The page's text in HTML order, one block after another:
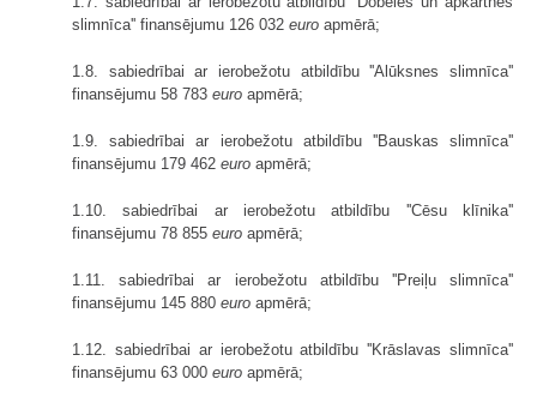
slimnīca'' finansējumu 126 032 euro apmērā;
1.8. sabiedrībai ar ierobežotu atbildību ''Alūksnes slimnīca''
finansējumu 58 783 euro apmērā;
1.9. sabiedrībai ar ierobežotu atbildību ''Bauskas slimnīca''
finansējumu 179 462 euro apmērā;
1.10. sabiedrībai ar ierobežotu atbildību ''Cēsu klīnika''
finansējumu 78 855 euro apmērā;
1.11. sabiedrībai ar ierobežotu atbildību ''Preiļu slimnīca''
finansējumu 145 880 euro apmērā;
1.12. sabiedrībai ar ierobežotu atbildību ''Krāslavas slimnīca''
finansējumu 63 000 euro apmērā;